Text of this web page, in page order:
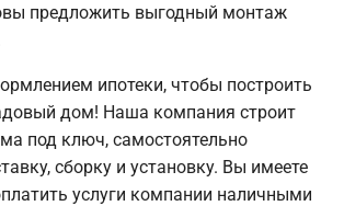
предложить выгодный монтаж
ипотеки, чтобы построить
дом! Наша компания строит
под ключ, самостоятельно
сборку и установку. Вы имеете
услуги компании наличными